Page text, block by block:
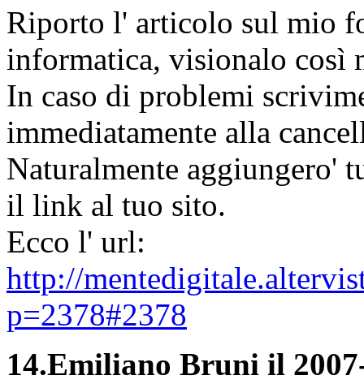
Riporto l' articolo sul mio
informatica, visionalo così
In caso di problemi
immediatamente alla
Naturalmente aggiungero'
il link al tuo sito.
Ecco l' url:
http://
p=2378#2378
14.Emiliano Bruni il